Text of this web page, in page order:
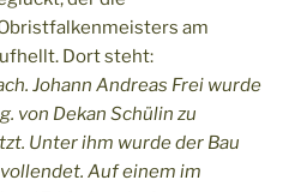
am
Dort steht:
Johann Andreas Frei wurde
von Dekan Schülin zu
Unter ihm wurde der Bau
Auf einem im